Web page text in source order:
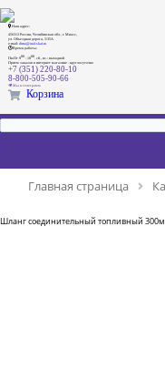
Наш адрес:
456313 Россия, Челябинская обл., г. Миасс,
ул. Объездная дорога, 5/35А
e-mail: dima@ural-skat.ru
Время работы:
Пн-Пт 900- 1800. сб., вс.: выходной
Прием заказов в интернет магазине - круглосуточно
+7 (351) 220-80-10
8-800-505-90-66
Мы в телеграмм
Корзина
Главная страница
Шланг соединительный топливный